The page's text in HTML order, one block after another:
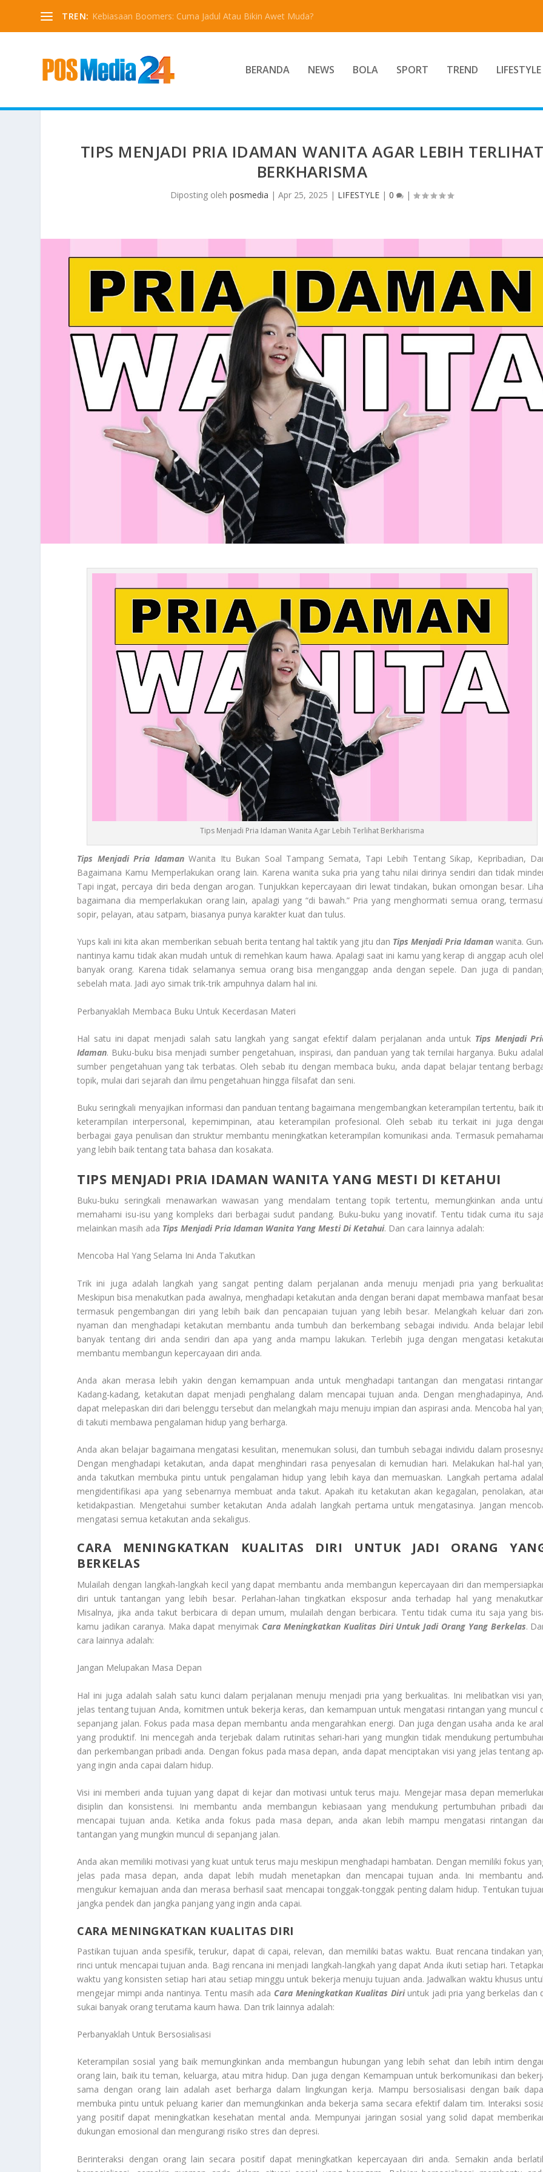
TREN: Kebiasaan Boomers: Cuma Jadul Atau Bikin Awet Muda?
BERANDA NEWS BOLA SPORT TREND LIFESTYLE
TIPS MENJADI PRIA IDAMAN WANITA AGAR LEBIH TERLIHAT
BERKHARISMA
Diposting olehposmedia |Apr 25, 2025 | LIFESTYLE |0 |
Tips Menjadi Pria Idaman Wanita Agar Lebih Terlihat Berkharisma
Tips Menjadi Pria IdamanWanita Itu Bukan Soal Tampang Semata, Tapi Lebih Tentang Sikap, Kepribadian,
Bagaimana Kamu Memperlakukan orang lain. Karena wanita suka pria yang tahu nilai dirinya sendiri dan tidak
Tapi ingat, percaya diri beda dengan arogan. Tunjukkan kepercayaan diri lewat tindakan, bukan omongan besar.
bagaimana dia memperlakukan orang lain, apalagi yang “di bawah.” Pria yang menghormati semua orang,
sopir, pelayan, atau satpam, biasanya punya karakter kuat dan tulus.
Yups kali ini kita akan memberikan sebuah berita tentang hal taktik yang jitu dan Tips Menjadi Pria Idaman wanita.
nantinya kamu tidak akan mudah untuk di remehkan kaum hawa. Apalagi saat ini kamu yang kerap di anggap acuh
banyak orang. Karena tidak selamanya semua orang bisa menganggap anda dengan sepele. Dan juga di
sebelah mata. Jadi ayo simak trik-trik ampuhnya dalam hal ini.
Perbanyaklah Membaca Buku Untuk Kecerdasan Materi
Hal satu ini dapat menjadi salah satu langkah yang sangat efektif dalam perjalanan anda untuk Tips Menjadi
Idaman. Buku-buku bisa menjadi sumber pengetahuan, inspirasi, dan panduan yang tak ternilai harganya. Buku
sumber pengetahuan yang tak terbatas. Oleh sebab itu dengan membaca buku, anda dapat belajar tentang
topik, mulai dari sejarah dan ilmu pengetahuan hingga filsafat dan seni.
Buku seringkali menyajikan informasi dan panduan tentang bagaimana mengembangkan keterampilan tertentu, baik
keterampilan interpersonal, kepemimpinan, atau keterampilan profesional. Oleh sebab itu terkait ini juga
berbagai gaya penulisan dan struktur membantu meningkatkan keterampilan komunikasi anda. Termasuk
yang lebih baik tentang tata bahasa dan kosakata.
TIPS MENJADI PRIA IDAMAN WANITA YANG MESTI DI KETAHUI
Buku-buku seringkali menawarkan wawasan yang mendalam tentang topik tertentu, memungkinkan anda
memahami isu-isu yang kompleks dari berbagai sudut pandang. Buku-buku yang inovatif. Tentu tidak cuma itu
melainkan masih ada Tips Menjadi Pria Idaman Wanita Yang Mesti Di Ketahui. Dan cara lainnya adalah:
Mencoba Hal Yang Selama Ini Anda Takutkan
Trik ini juga adalah langkah yang sangat penting dalam perjalanan anda menuju menjadi pria yang
Meskipun bisa menakutkan pada awalnya, menghadapi ketakutan anda dengan berani dapat membawa manfaat
termasuk pengembangan diri yang lebih baik dan pencapaian tujuan yang lebih besar. Melangkah keluar dari
nyaman dan menghadapi ketakutan membantu anda tumbuh dan berkembang sebagai individu. Anda belajar
banyak tentang diri anda sendiri dan apa yang anda mampu lakukan. Terlebih juga dengan mengatasi
membantu membangun kepercayaan diri anda.
Anda akan merasa lebih yakin dengan kemampuan anda untuk menghadapi tantangan dan mengatasi
Kadang-kadang, ketakutan dapat menjadi penghalang dalam mencapai tujuan anda. Dengan menghadapinya,
dapat melepaskan diri dari belenggu tersebut dan melangkah maju menuju impian dan aspirasi anda. Mencoba hal
di takuti membawa pengalaman hidup yang berharga.
Anda akan belajar bagaimana mengatasi kesulitan, menemukan solusi, dan tumbuh sebagai individu dalam
Dengan menghadapi ketakutan, anda dapat menghindari rasa penyesalan di kemudian hari. Melakukan hal-hal
anda takutkan membuka pintu untuk pengalaman hidup yang lebih kaya dan memuaskan. Langkah pertama
mengidentifikasi apa yang sebenarnya membuat anda takut. Apakah itu ketakutan akan kegagalan, penolakan,
ketidakpastian. Mengetahui sumber ketakutan Anda adalah langkah pertama untuk mengatasinya. Jangan
mengatasi semua ketakutan anda sekaligus.
CARA MENINGKATKAN KUALITAS DIRI UNTUK JADI ORANG
BERKELAS
Mulailah dengan langkah-langkah kecil yang dapat membantu anda membangun kepercayaan diri dan
diri untuk tantangan yang lebih besar. Perlahan-lahan tingkatkan eksposur anda terhadap hal yang
Misalnya, jika anda takut berbicara di depan umum, mulailah dengan berbicara. Tentu tidak cuma itu saja yang
kamu jadikan caranya. Maka dapat menyimak Cara Meningkatkan Kualitas Diri Untuk Jadi Orang Yang Berkelas.
cara lainnya adalah:
Jangan Melupakan Masa Depan
Hal ini juga adalah salah satu kunci dalam perjalanan menuju menjadi pria yang berkualitas. Ini melibatkan visi
jelas tentang tujuan Anda, komitmen untuk bekerja keras, dan kemampuan untuk mengatasi rintangan yang muncul
sepanjang jalan. Fokus pada masa depan membantu anda mengarahkan energi. Dan juga dengan usaha anda ke
yang produktif. Ini mencegah anda terjebak dalam rutinitas sehari-hari yang mungkin tidak mendukung
dan perkembangan pribadi anda. Dengan fokus pada masa depan, anda dapat menciptakan visi yang jelas tentang
yang ingin anda capai dalam hidup.
Visi ini memberi anda tujuan yang dapat di kejar dan motivasi untuk terus maju. Mengejar masa depan
disiplin dan konsistensi. Ini membantu anda membangun kebiasaan yang mendukung pertumbuhan pribadi
mencapai tujuan anda. Ketika anda fokus pada masa depan, anda akan lebih mampu mengatasi rintangan
tantangan yang mungkin muncul di sepanjang jalan.
Anda akan memiliki motivasi yang kuat untuk terus maju meskipun menghadapi hambatan. Dengan memiliki fokus
jelas pada masa depan, anda dapat lebih mudah menetapkan dan mencapai tujuan anda. Ini membantu
mengukur kemajuan anda dan merasa berhasil saat mencapai tonggak-tonggak penting dalam hidup. Tentukan
jangka pendek dan jangka panjang yang ingin anda capai.
CARA MENINGKATKAN KUALITAS DIRI
Pastikan tujuan anda spesifik, terukur, dapat di capai, relevan, dan memiliki batas waktu. Buat rencana tindakan
rinci untuk mencapai tujuan anda. Bagi rencana ini menjadi langkah-langkah yang dapat Anda ikuti setiap hari.
waktu yang konsisten setiap hari atau setiap minggu untuk bekerja menuju tujuan anda. Jadwalkan waktu khusus
mengejar mimpi anda nantinya. Tentu masih ada Cara Meningkatkan Kualitas Diri untuk jadi pria yang berkelas dan
sukai banyak orang terutama kaum hawa. Dan trik lainnya adalah:
Perbanyaklah Untuk Bersosialisasi
Keterampilan sosial yang baik memungkinkan anda membangun hubungan yang lebih sehat dan lebih intim
orang lain, baik itu teman, keluarga, atau mitra hidup. Dan juga dengan Kemampuan untuk berkomunikasi dan
sama dengan orang lain adalah aset berharga dalam lingkungan kerja. Mampu bersosialisasi dengan baik
membuka pintu untuk peluang karier dan memungkinkan anda bekerja sama secara efektif dalam tim. Interaksi
yang positif dapat meningkatkan kesehatan mental anda. Mempunyai jaringan sosial yang solid dapat
dukungan emosional dan mengurangi risiko stres dan depresi.
Berinteraksi dengan orang lain secara positif dapat meningkatkan kepercayaan diri anda. Semakin anda